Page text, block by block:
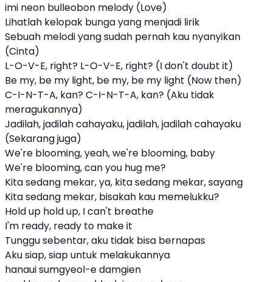
imi neon bulleobon melody (Love)
Lihatlah kelopak bunga yang menjadi lirik
Sebuah melodi yang sudah pernah kau nyanyikan
(Cinta)
L-O-V-E, right? L-O-V-E, right? (I don't doubt it)
Be my, be my light, be my, be my light (Now then)
C-I-N-T-A, kan? C-I-N-T-A, kan? (Aku tidak
meragukannya)
Jadilah, jadilah cahayaku, jadilah, jadilah cahayaku
(Sekarang juga)
We're blooming, yeah, we're blooming, baby
We're blooming, can you hug me?
Kita sedang mekar, ya, kita sedang mekar, sayang
Kita sedang mekar, bisakah kau memelukku?
Hold up hold up, I can't breathe
I'm ready, ready to make it
Tunggu sebentar, aku tidak bisa bernapas
Aku siap, siap untuk melakukannya
hanaui sumgyeol-e damgien